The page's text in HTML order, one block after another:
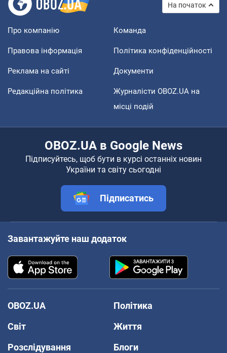
На початок
Про компанію Команда
Правова інформація Політика конфіденційності
Реклама на сайті Документи
Редакційна політика
Журналісти OBOZ.UA на
місці подій
OBOZ.UA в Google News
Підписуйтесь, щоб бути в курсі останніх новин
України та світу сьогодні
Підписатись
Завантажуйте наш додаток
OBOZ.UA
Політика
Світ
Життя
Розслідування
Блоги